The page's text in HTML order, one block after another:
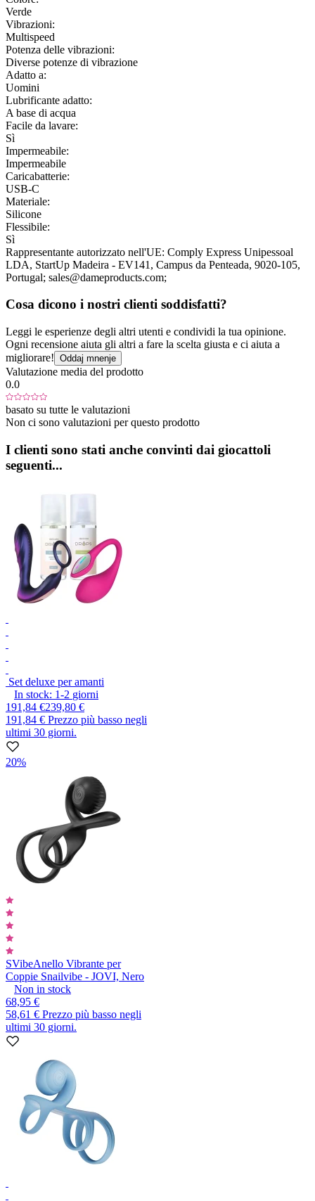
Verde
Vibrazioni:
Multispeed
Potenza delle vibrazioni:
Diverse potenze di vibrazione
Adatto a:
Uomini
Lubrificante adatto:
A base di acqua
Facile da lavare:
Sì
Impermeabile:
Impermeabile
Caricabatterie:
USB-C
Materiale:
Silicone
Flessibile:
Sì
Rappresentante autorizzato nell'UE: Comply Express Unipessoal
LDA, StartUp Madeira - EV141, Campus da Penteada, 9020-105,
Portugal; sales@dameproducts.com;
Cosa dicono i nostri clienti soddisfatti?
Leggi le esperienze degli altri utenti e condividi la tua opinione.
Ogni recensione aiuta gli altri a fare la scelta giusta e ci aiuta a
migliorare! Oddaj mnenje
Valutazione media del prodotto
0.0
basato su tutte le valutazioni
Non ci sono valutazioni per questo prodotto
I clienti sono stati anche convinti dai giocattoli
seguenti...
Set deluxe per amanti
In stock: 1-2 giorni
191,84 €239,80 €
191,84 € Prezzo più basso negli
ultimi 30 giorni.
20%
SVibeAnello Vibrante per
Coppie Snailvibe - JOVI, Nero
Non in stock
68,95 €
58,61 € Prezzo più basso negli
ultimi 30 giorni.